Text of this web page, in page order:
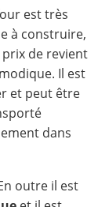
est très
à construire,
de revient
Il est
et peut être
dans
outre il est